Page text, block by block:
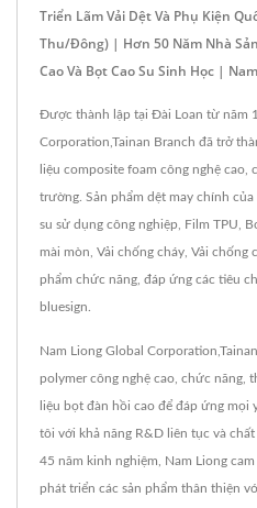
Triển Lãm Vải Dệt Và Phụ Kiện
Thu/Đông) | Hơn 50 Năm Nhà
Cao Và Bọt Cao Su Sinh Học |
Được thành lập tại Đài Loan từ năm
Corporation,Tainan Branch đã trở
liệu composite foam công nghệ
trường. Sản phẩm dệt may chính
su sử dụng công nghiệp, Film TPU,
mài mòn, Vải chống cháy, Vải chống
phẩm chức năng, đáp ứng các tiêu
bluesign.
Nam Liong Global
polymer công nghệ cao, chức năng,
liệu bọt đàn hồi cao để đáp ứng mọi
tôi với khả năng R&D liên tục và
45 năm kinh nghiệm, Nam Liong
phát triển các sản phẩm thân thiện